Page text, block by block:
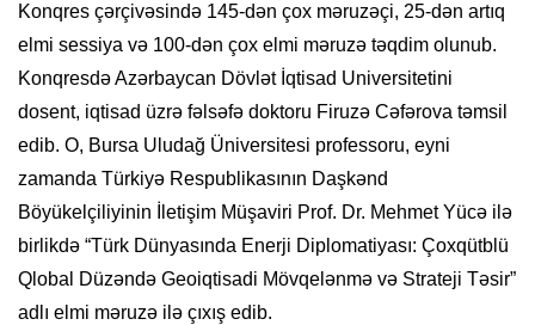
Konqres çərçivəsində 145-dən çox məruzəçi, 25-dən artıq
elmi sessiya və 100-dən çox elmi məruzə təqdim olunub.
Konqresdə Azərbaycan Dövlət İqtisad Universitetini
dosent, iqtisad üzrə fəlsəfə doktoru Firuzə Cəfərova təmsil
edib. O, Bursa Uludağ Üniversitesi professoru, eyni
zamanda Türkiyə Respublikasının Daşkənd
Böyükelçiliyinin İletişim Müşaviri Prof. Dr. Mehmet Yücə ilə
birlikdə “Türk Dünyasında Enerji Diplomatiyası: Çoxqütblü
Qlobal Düzəndə Geoiqtisadi Mövqelənmə və Strateji Təsir”
adlı elmi məruzə ilə çıxış edib.